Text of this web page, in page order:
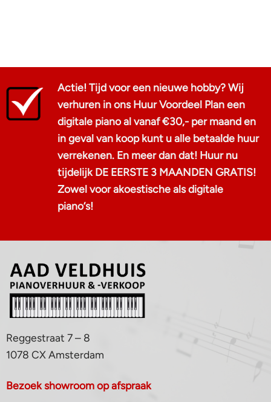
Actie! Tijd voor een nieuwe hobby? Wij
verhuren in ons Huur Voordeel Plan een
digitale piano al vanaf €30,- per maand en
in geval van koop kunt u alle betaalde huur
verrekenen. En meer dan dat! Huur nu
tijdelijk DE EERSTE 3 MAANDEN GRATIS!
Zowel voor akoestische als digitale
piano‘s!
Reggestraat 7 – 8
1078 CX Amsterdam
Bezoek showroom op afspraak